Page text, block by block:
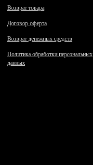
Возврат товара
Договор-оферта
Возврат денежных средств
Политика обработки персональных
данных